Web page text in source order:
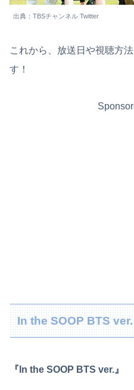
出典：TBSチャンネル Twitter
これから、放送日や視聴方
す！
In the SOOP BTS ver.
『In the SOOP BTS ver.』